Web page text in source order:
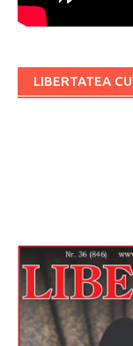
LIBERTATEA